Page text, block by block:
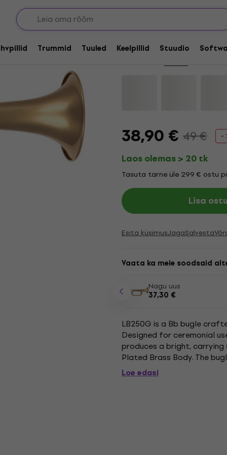
Trummid Tuuled Keelpillid Stuudio
Allahindlus
Latone LB250G
38,90 € 49 € -
Laos olemas > 20 tk
Tasuta tarne üle 299 € ostu
Lisa
Esita küsimusJagaSalvesta
Vaata ka meie soodsaid
Nagu uus
37,30 €
LB250G is a Bb bugle
Designed for ceremonial
produces a bright,
Plated Brass Body. The
finish that adds visual
Loe edasi